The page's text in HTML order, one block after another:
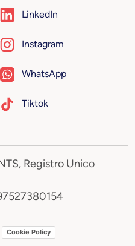
LinkedIn
Instagram
WhatsApp
Tiktok
Registro Unico
Cookie Policy